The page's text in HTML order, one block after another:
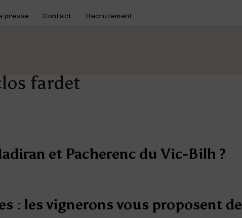
presse Contact Recrutement
fardet
et Pacherenc du Vic-Bilh ?
: les vignerons vous proposent de